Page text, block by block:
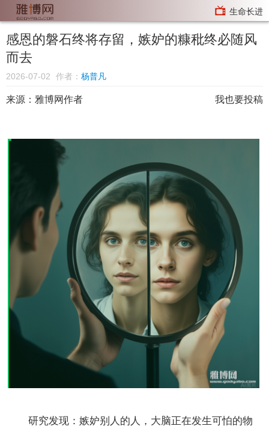
生命长进
感恩的磐石终将存留，嫉妒的糠秕终必随风
而去
2026-07-02 作者： 杨普凡
来源： 雅博网作者 我也要投稿
研究发现：嫉妒别人的人，大脑正在发生可怕的物